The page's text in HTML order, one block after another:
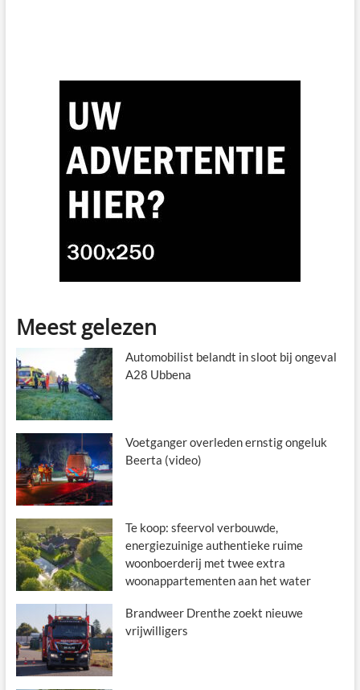
Meest gelezen
Automobilist belandt in sloot bij ongeval
A28 Ubbena
Voetganger overleden ernstig ongeluk
Beerta (video)
Te koop: sfeervol verbouwde,
energiezuinige authentieke ruime
woonboerderij met twee extra
woonappartementen aan het water
Brandweer Drenthe zoekt nieuwe
vrijwilligers